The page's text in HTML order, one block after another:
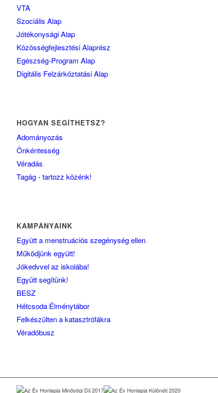
VTA
Szociális Alap
Jótékonysági Alap
Közösségfejlesztési Alaprész
Egészség-Program Alap
Digitális Felzárkóztatási Alap
HOGYAN SEGÍTHETSZ?
Adományozás
Önkéntesség
Véradás
Tagág - tartozz közénk!
KAMPÁNYAINK
Együtt a menstruációs szegénység ellen
Működjünk együtt!
Jókedvvel az iskolába!
Együtt segítünk!
BESZ
Hétcsoda Élménytábor
Felkészülten a katasztrófákra
Véradóbusz